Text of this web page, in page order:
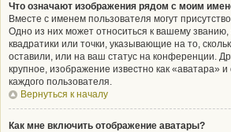
Что означают изображения рядом с моим
Вместе с именем пользователя могут
Одно из них может относиться к вашему званию,
квадратики или точки, указывающие на то,
оставили, или на ваш статус на конференции.
крупное, изображение известно как «аватара»
каждого пользователя.
Вернуться к началу
Как мне включить отображение аватары?